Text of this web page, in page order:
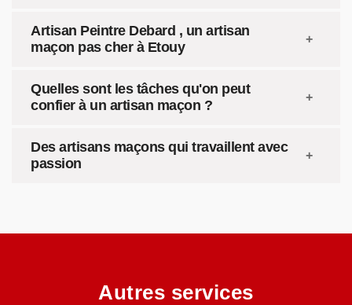
Artisan Peintre Debard , un artisan
maçon pas cher à Etouy
Quelles sont les tâches qu'on peut
confier à un artisan maçon ?
Des artisans maçons qui travaillent avec
passion
Autres services